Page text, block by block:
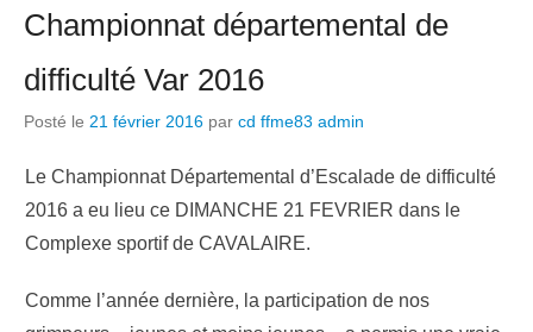
Championnat départemental de
difficulté Var 2016
Posté le 21 février 2016 par cd ffme83 admin
Le Championnat Départemental d’Escalade de difficulté
2016 a eu lieu ce DIMANCHE 21 FEVRIER dans le
Complexe sportif de CAVALAIRE.
Comme l’année dernière, la participation de nos